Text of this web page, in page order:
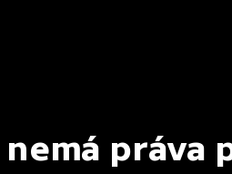
nemá práva